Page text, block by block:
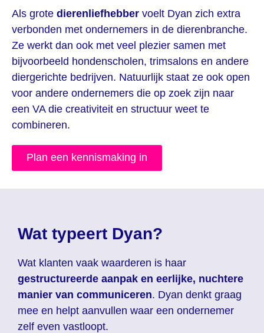
Als grote dierenliefhebber voelt Dyan zich extra
verbonden met ondernemers in de dierenbranche.
Ze werkt dan ook met veel plezier samen met
bijvoorbeeld hondenscholen, trimsalons en andere
diergerichte bedrijven. Natuurlijk staat ze ook open
voor andere ondernemers die op zoek zijn naar
een VA die creativiteit en structuur weet te
combineren.
Plan een kennismaking in
Wat typeert Dyan?
Wat klanten vaak waarderen is haar
gestructureerde aanpak en eerlijke, nuchtere
manier van communiceren. Dyan denkt graag
mee en helpt aanvullen waar een ondernemer
zelf even vastloopt.